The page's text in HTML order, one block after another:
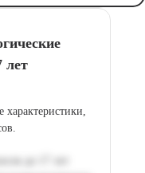
лет